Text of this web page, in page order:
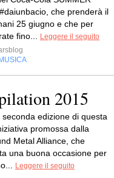
che prenderà il
25 giugno e che per
fino... Leggere il seguito
MUSICA
2015
seconda edizione di questa
promossa dalla
Metal Alliance, che
una buona occasione per
Leggere il seguito